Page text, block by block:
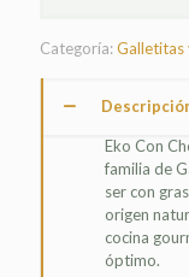
AVEL
70GR
BELSI
Categoría:Galletitas
Eko Con
familia de
ser con
origen
cocina
óptimo.